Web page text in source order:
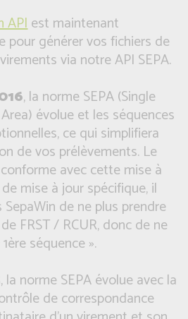
APIest maintenant
pour générer vos fichiers de
via notre API SEPA.
, la norme SEPA (Single
évolue et les séquences
ce qui simplifiera
de vos prélèvements. Le
avec cette mise à
mise à jour spécifique, il
de ne plus prendre
FRST / RCUR, donc de ne
séquence ».
, la norme SEPA évolue avec la
de correspondance